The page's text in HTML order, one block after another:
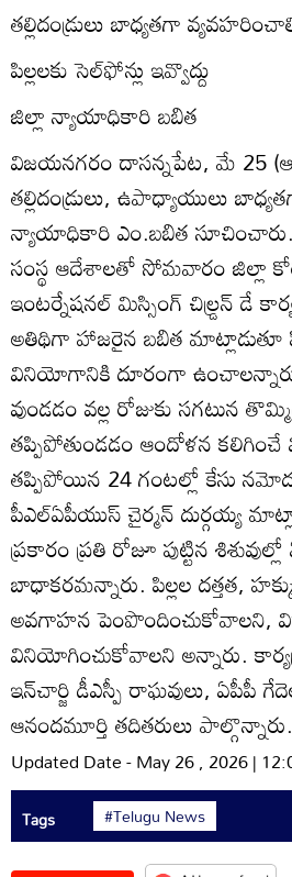
తల్లిదండ్రులు బాధ్యతగా
పిల్లలకు సెల్‌ఫోన్లు ఇవ్వొద్దు
జిల్లా న్యాయాధికారి బబిత
విజయనగరం దాసన్నపేట, మే 25
తల్లిదండ్రులు, ఉపాధ్యాయులు
న్యాయాధికారి ఎం.బబిత
సంస్థ ఆదేశాలతో సోమవారం జిల్లా
ఇంటర్నేషనల్‌ మిస్సింగ్‌ చిల్డ్రన్‌ డే
అతిథిగా హాజరైన బబిత మాట్లాడుతూ
వినియోగానికి దూరంగా ఉంచాలన్నారు.
వుండడం వల్ల రోజుకు సగటున
తప్పిపోతుండడం ఆందోళన కలిగించే
తప్పిపోయిన 24 గంటల్లో కేసు
పీఎల్‌ఏపీయుస్‌ చైర్మన్‌ దుర్గయ్య
ప్రకారం ప్రతి రోజూ పుట్టిన
బాధాకరమన్నారు. పిల్లల దత్తత,
అవగాహన పెంపొందించుకోవాలని,
వినియోగించుకోవాలని అన్నారు.
ఇన్‌చార్జి డీఎస్పీ రాఘవులు, ఏపీపీ
ఆనందమూర్తి తదితరులు పాల్గొన్నారు.
Updated Date - May 26 , 2026 |
Tags #Telugu News